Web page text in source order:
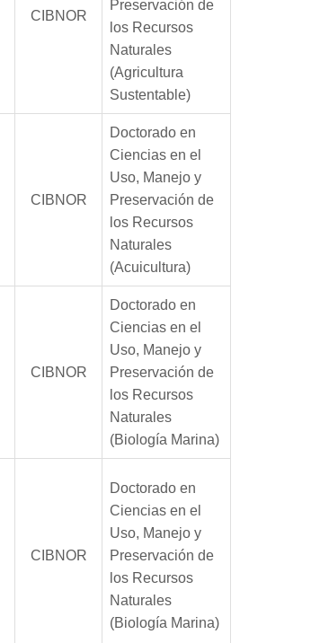
CIBNOR
Preservación de
los Recursos
Naturales
(Agricultura
Sustentable)
CIBNOR
Doctorado en
Ciencias en el
Uso, Manejo y
Preservación de
los Recursos
Naturales
(Acuicultura)
CIBNOR
Doctorado en
Ciencias en el
Uso, Manejo y
Preservación de
los Recursos
Naturales
(Biología Marina)
CIBNOR
Doctorado en
Ciencias en el
Uso, Manejo y
Preservación de
los Recursos
Naturales
(Biología Marina)